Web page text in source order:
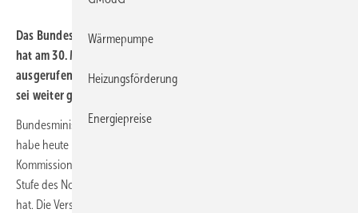
Das Bundesministerium für Wirtschaft und Klimaschutz (BMWK)
hat am 30. März 2022 die Frühwarnstufe des Notfallplans Gas
ausgerufen. Dies diene der Vorsorge. Die Versorgungssicherheit
sei weiter gewährleistet.
Bundesminister für Wirtschaft und Klimaschutz Robert Habeck: „Ich
habe heute nach Abstimmung innerhalb der Bundesregierung die EU-
Kommission darüber informiert, dass die Bundesregierung die erste
Stufe des Notfallplans Gas, die sogenannte Frühwarnstufe, ausgerufen
hat. Die Versorgungssicherheit ist weiter gewährleistet. Es gibt aktuell
Wärmepumpe
Heizungsförderung
Energiepreise